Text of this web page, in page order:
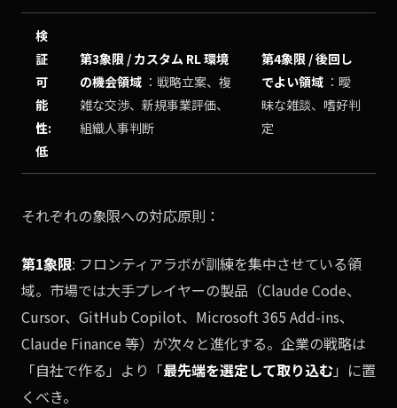
検
証
可
能
性:
低
第3象限 / カスタム RL 環境
の機会領域 ：戦略立案、複
雑な交渉、新規事業評価、
組織人事判断
第4象限 / 後回し
でよい領域 ：曖
昧な雑談、嗜好判
定
それぞれの象限への対応原則：
第1象限: フロンティアラボが訓練を集中させている領
域。市場では大手プレイヤーの製品（Claude Code、
Cursor、GitHub Copilot、Microsoft 365 Add-ins、
Claude Finance 等）が次々と進化する。企業の戦略は
「自社で作る」より「最先端を選定して取り込む」に置
くべき。